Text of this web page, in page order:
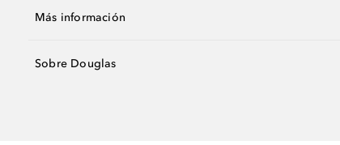
Más información
Sobre Douglas